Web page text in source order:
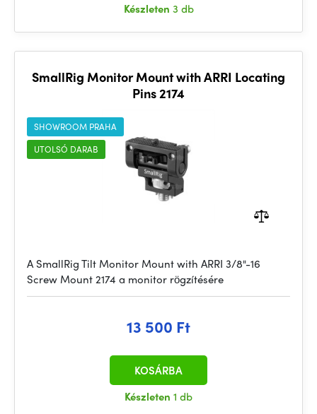
Készleten 3 db
SmallRig Monitor Mount with ARRI Locating
Pins 2174
SHOWROOM PRAHA
UTOLSÓ DARAB
A SmallRig Tilt Monitor Mount with ARRI 3/8"-16
Screw Mount 2174 a monitor rögzítésére
13 500 Ft
Készleten 1 db
KOSÁRBA